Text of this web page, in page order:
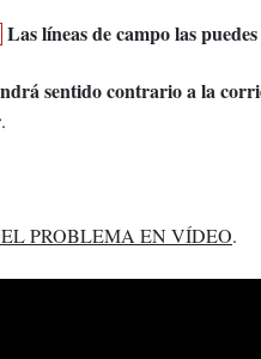
Las líneas de campo las
sentido contrario a la
.
PROBLEMA EN VÍDEO.